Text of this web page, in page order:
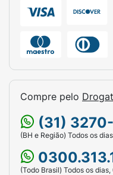
Marca:
Mió.
Produto:
Fragrância:
Área de
Apresentação:
Ecológico.
Compre pelo
(31)
(BH e Região) Todos os
(Todo Brasil) Todos os